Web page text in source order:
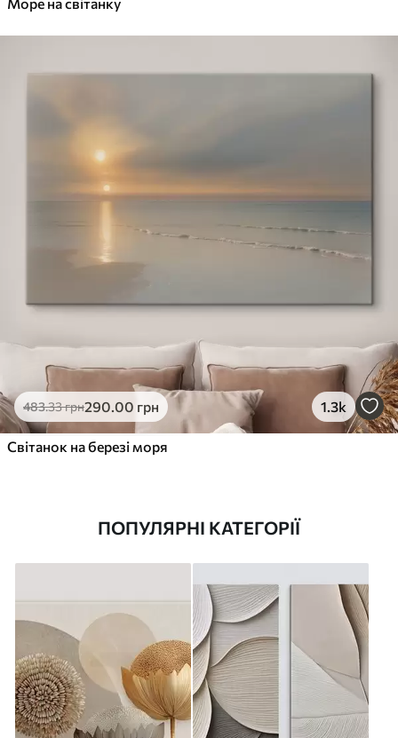
483.33грн290.00 грн 1.3k
Світанок на березі моря
ПОПУЛЯРНІ КАТЕГОРІЇ